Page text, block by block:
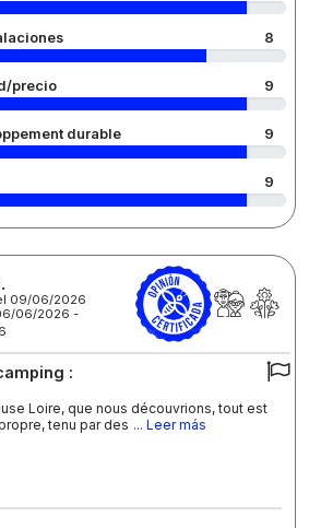
8
precio 9
durable 9
9
09/06/2026
06/2026 -
:
Loire, que nous découvrions, tout est
tenu par des ... Leer más